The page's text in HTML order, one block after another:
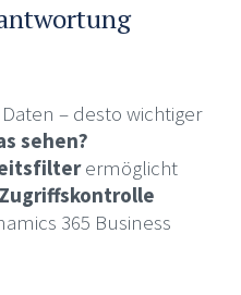
– desto wichtiger
sehen?
ermöglicht
365 Business